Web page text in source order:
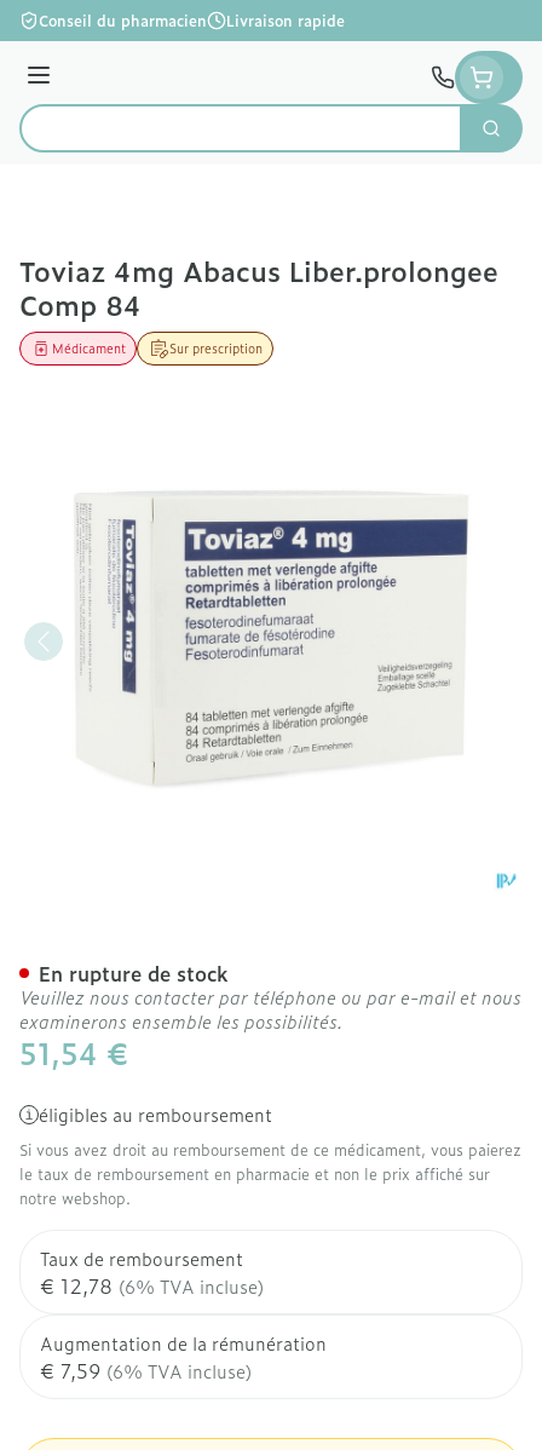
Aller au contenu
Conseil du pharmacien Livraison rapide
Menu
Rechercher
Toviaz 4mg Abacus Liber.prolongee
Comp 84
Sur prescription
Médicament
51,54 €
éligibles au remboursement
Si vous avez droit au remboursement de ce médicament, vous paierez
le taux de remboursement en pharmacie et non le prix affiché sur
notre webshop.
Taux de remboursement
€ 12,78 (6% TVA incluse)
Augmentation de la rémunération
€ 7,59 (6% TVA incluse)
En rupture de stock
Veuillez nous contacter par téléphone ou par e-mail et nous
examinerons ensemble les possibilités.